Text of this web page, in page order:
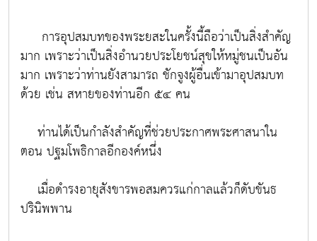
การอุปสมบทของพระยสะในครั้งนี้ถือว่าเป็นสิ่งสำคัญ
มาก เพราะว่าเป็นสิ่งอำนวยประโยชน์สุขให้หมู่ชนเป็นอัน
มาก เพราะว่าท่านยังสามารถ ชักจูงผู้อื่นเข้ามาอุปสมบท
ด้วย เช่น สหายของท่านอีก ๕๔ คน
ท่านได้เป็นกำลังสำคัญที่ช่วยประกาศพระศาสนาใน
ตอน ปฐมโพธิกาลอีกองค์หนึ่ง
เมื่อดำรงอายุสังขารพอสมควรแก่กาลแล้วก็ดับขันธ
ปรินิพพาน